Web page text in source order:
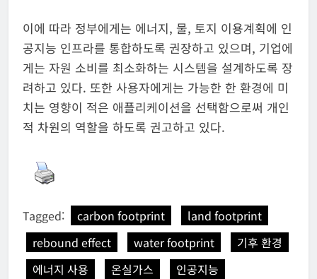
이에 따라 정부에게는 에너지, 물, 토지 이용계획에 인
공지능 인프라를 통합하도록 권장하고 있으며, 기업에
게는 자원 소비를 최소화하는 시스템을 설계하도록 장
려하고 있다. 또한 사용자에게는 가능한 한 환경에 미
치는 영향이 적은 애플리케이션을 선택함으로써 개인
적 차원의 역할을 하도록 권고하고 있다.
Tagged: carbon footprint
land footprint
rebound effect
water footprint
기후 환경
에너지 사용
온실가스 인공지능